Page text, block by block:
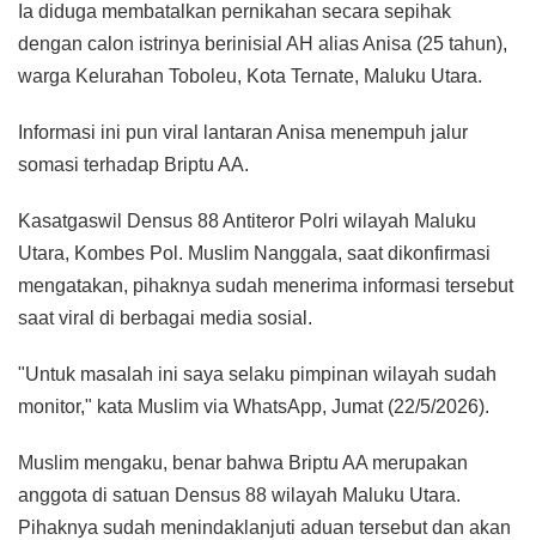
Ia diduga membatalkan pernikahan secara sepihak
dengan calon istrinya berinisial AH alias Anisa (25 tahun),
warga Kelurahan Toboleu, Kota Ternate, Maluku Utara.
Informasi ini pun viral lantaran Anisa menempuh jalur
somasi terhadap Briptu AA.
Kasatgaswil Densus 88 Antiteror Polri wilayah Maluku
Utara, Kombes Pol. Muslim Nanggala, saat dikonfirmasi
mengatakan, pihaknya sudah menerima informasi tersebut
saat viral di berbagai media sosial.
"Untuk masalah ini saya selaku pimpinan wilayah sudah
monitor," kata Muslim via WhatsApp, Jumat (22/5/2026).
Muslim mengaku, benar bahwa Briptu AA merupakan
anggota di satuan Densus 88 wilayah Maluku Utara.
Pihaknya sudah menindaklanjuti aduan tersebut dan akan